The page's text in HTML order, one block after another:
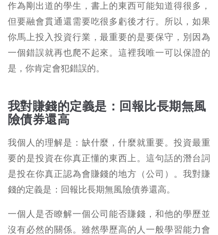
作為剛出道的學生，書上的東西可能知道得很多，
但要融會貫通還需要吃很多虧後才行。所以，如果
你馬上投入投資行業，最重要的是要保守，別因為
一個錯誤就再也爬不起來。這裡我唯一可以保證的
是，你肯定會犯錯誤的。
我對賺錢的定義是：回報比長期無風
險債券還高
我個人的理解是：缺什麼，什麼就重要。投資最重
要的是投資在你真正懂的東西上。這句話的潛台詞
是投在你真正認為會賺錢的地方（公司）。我對賺
錢的定義是：回報比長期無風險債券還高。
一個人是否瞭解一個公司能否賺錢，和他的學歷並
沒有必然的關係。雖然學歷高的人一般學習能力會